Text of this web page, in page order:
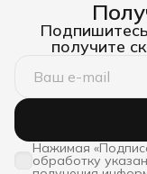
получите
Нажимая
обработку